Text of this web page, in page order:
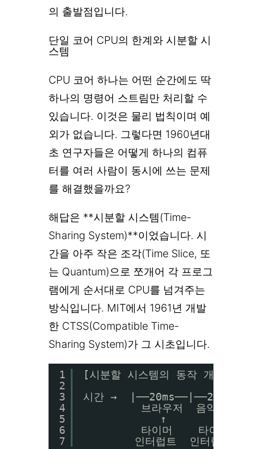
의 출발점입니다.
단일 코어 CPU의 한계와 시분할 시
스템
CPU 코어 하나는 어떤 순간에도 딱
하나의 명령어 스트림만 처리할 수
있습니다. 이것은 물리 법칙이며 예
외가 없습니다. 그렇다면 1960년대
초 연구자들은 어떻게 하나의 컴퓨
터를 여러 사람이 동시에 쓰는 문제
를 해결했을까요?
해답은 **시분할 시스템(Time-
Sharing System)**이었습니다. 시
간을 아주 작은 조각(Time Slice, 또
는 Quantum)으로 쪼개어 각 프로그
램에게 순서대로 CPU를 넘겨주는
방식입니다. MIT에서 1961년 개발
한 CTSS(Compatible Time-
Sharing System)가 그 시초입니다.
1
2
3
4
5
6
7
[시분할 시스템의 동작 개념]
시간 →
브라우저  음악앱
↑        ↑
타이머    타이머
인터럽트  인터럽트 인